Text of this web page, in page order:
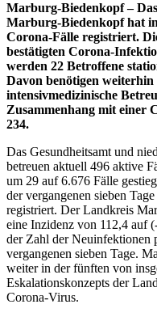
Marburg-Biedenkopf –
Marburg-Biedenkopf hat
Corona-Fälle registriert.
bestätigten Corona-
werden 22 Betroffene
Davon benötigen weiterhin
intensivmedizinische
Zusammenhang mit einer
234.
Das Gesundheitsamt und
betreuen aktuell 496 aktive
um 29 auf 6.676 Fälle
der vergangenen sieben
registriert. Der Landkreis
eine Inzidenz von 112,4 auf
der Zahl der Neuinfektionen
vergangenen sieben Tage.
weiter in der fünften von
Eskalationskonzepts der
Corona-Virus.